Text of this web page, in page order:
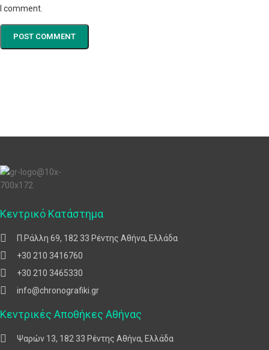
I comment.
Κεντρικό Κατάστημα
Π.Ράλλη 69, 182 33 Ρέντης Αθήνα, Ελλάδα
+30 210 3416760
+30 210 3465330
info@chronografiki.gr
Κεντρικές Αποθήκες Αθήνας
Ψαρών 13, 182 33 Ρέντης Αθήνα, Ελλάδα